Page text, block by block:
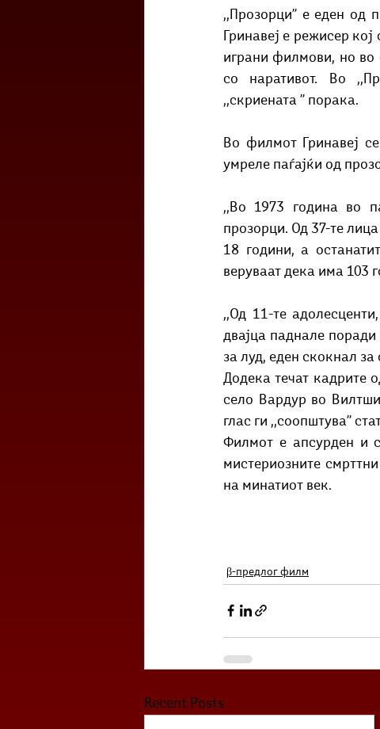
,,Прозорци’’ е еден од
Гринавеј е режисер
играни филмови, но во
со наративот. Во
,,скриената ’’ порака.
Во филмот Гринавеј
умреле паѓајќи од
,,Во 1973 година во
прозорци. Од 37-те
18 години, а
веруваат дека има 103
,,Од 11-те
двајца паднале поради
за луд, еден скокнал
Додека течат кадрите
село Вардур во
глас ги ,,соопштува’’
Филмот е апсурден и
мистериозните
на минатиот век.
β-предлог филм
Recent Posts